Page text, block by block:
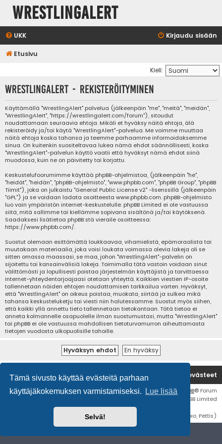
Tämä sivusto käyttää evästeitä parhaan
käyttäjäkokemuksen varmistamiseksi.
Lue lisää
Selvä!
WrestlingAlert
UKK Kirjaudu sisään
Etusivu
Kieli:
WrestlingAlert - Rekisteröityminen
Käyttämällä "WrestlingAlert" palvelua (jälkeenpäin "me", "meitä", "meidän",
"WrestlingAlert", "https://wrestlingalert.com/forum"), sitoudut
noudattamaan seuraavia ehtoja. Mikäli et hyväksy näitä ehtoja, älä
rekisteröidy ja/tai käytä "WrestlingAlert"-palvelua. Me voimme muuttaa
näitä ehtoja koska tahansa ja teemme parhaamme informoidaksemme
sinua. On kuitenkin suositeltavaa lukea nämä ehdot säännöllisesti, koska
"WrestlingAlert"-palvelun käyttö vaatii että hyväksyt nämä ehdot siinä
muodossa, kuin ne on päivitetty tai korjattu.
Keskustelufoorumimme käyttää phpBB-ohjelmistoa, (jälkeenpäin "he",
"heidät", "heidän", "phpBB-ohjelmisto", "www.phpbb.com", "phpBB Group", "phpBB
Tiimit"), joka on julkaistu "General Public License v2" -lisenssillä (jälkeenpäin
"GPL") ja se voidaan ladata osoitteesta www.phpbb.com. phpBB-ohjelmisto
luo vain ympäristön internet-keskustelulle. phpBB Limited ei ole vastuussa
siitä, mitä sallimme tai kiellämme sopivana sisältönä ja/tai käytöksenä.
Saadaksesi lisätietoa phpBB:stä vieraile osoitteessa:
https://www.phpbb.com/.
Suostut olemaan esittämättä loukkaavaa, vihamielistä, epämoraalista tai
muutakaan materiaalia, joka voisi loukata voimassa olevia lakeja oli se
sitten omassa maassasi, se maa, johon "WrestlingAlert"-palvelin on
sijoitettu tai kansainvälisiä lakeja. Toimimalla tätä vastoin voidaan sinut
välittömästi ja lopullisesti poistaa järjestelmän käyttäjistä ja tarvittaessa
internet-yhteydentarjoajaasi otetaan yhteyttä. Kaikkien viestien IP-osoite
tallennetaan näiden ehtojen noudattamisen tarkkailua varten. Hyväksyt,
että "WrestlingAlert" on oikeus poistaa, muokata, siirtää ja sulkea mikä
tahansa keskusteluketju tai viesti niin halutessamme. Suostut myös siihen,
että kaikki yllä annettu tieto tallennetaan tietokantaan. Tätä tietoa ei
anneta kolmannelle osapuolelle ilman suostumustasi, mutta "WrestlingAlert"
tai phpBB ei ole vastuussa mahdollisen tietoturvamurron aiheuttamasta
tietojen vuodosta ulkopuolisille tahoille.
Etusivu Poista evästeet
Flat Style byIan Bradley• Keskustelufoorumin ohjelmisto phpBB® Forum
Software © phpBB Limited
Käännös: phpBB Suomi (lurttinen, harritapio, Pettis)